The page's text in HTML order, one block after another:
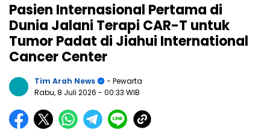
Pasien Internasional Pertama di
Dunia Jalani Terapi CAR-T untuk
Tumor Padat di Jiahui International
Cancer Center
Tim Arah News
- Pewarta
Rabu, 8 Juli 2026 - 00:33 WIB